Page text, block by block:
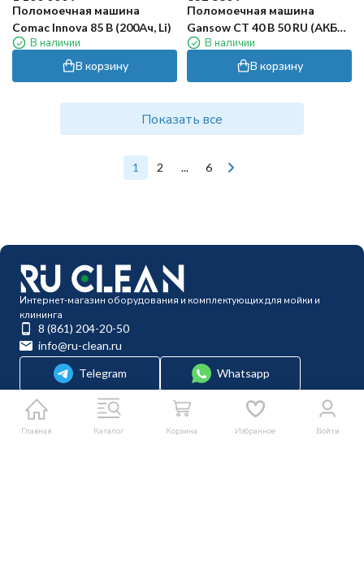
Поломоечная машина
Comac Innova 85 B (200Ач, Li)
В наличии
В корзину
Поломоечная машина
Gansow CT 40 B 50 RU (АКБ
Li-Ion)В наличии
В корзину
Показать все
1 2 ... 6
Главная Каталог Корзина Избранное Войти
Интернет-магазин оборудования и комплектующих для мойки и
клининга
8 (861) 204-20-50
info@ru-clean.ru
Telegram
Whatsapp
Мы в соцсетях